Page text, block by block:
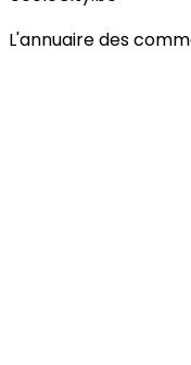
L'annuaire des